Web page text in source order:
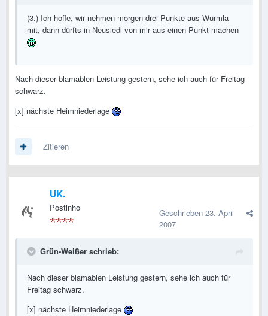
(3.) Ich hoffe, wir nehmen morgen drei Punkte aus Würmla
mit, dann dürfts in Neusiedl von mir aus einen Punkt machen
Nach dieser blamablen Leistung gestern, sehe ich auch für Freitag
schwarz.
[x] nächste Heimniederlage
Zitieren
UK.
Postinho Geschrieben 23. April
2007
Grün-Weißer schrieb:
Nach dieser blamablen Leistung gestern, sehe ich auch für
Freitag schwarz.
[x] nächste Heimniederlage